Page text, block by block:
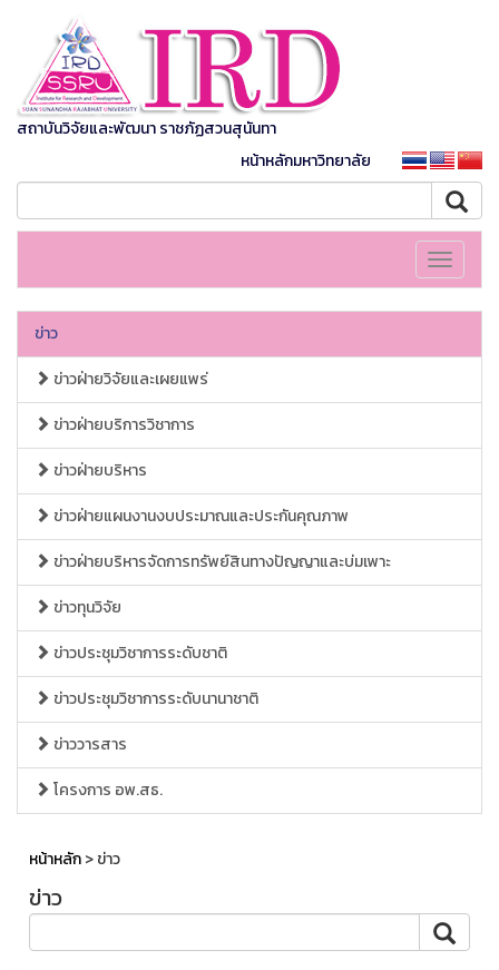
สถาบันวิจัยและพัฒนา ราชภัฏสวนสุนันทา
หน้าหลักมหาวิทยาลัย
Toggle
ข่าว
ข่าวฝ่ายวิจัยและเผยแพร่
ข่าวฝ่ายบริการวิชาการ
ข่าวฝ่ายบริหาร
ข่าวฝ่ายแผนงานงบประมาณและประกันคุณภาพ
ข่าวฝ่ายบริหารจัดการทรัพย์สินทางปัญญาและบ่มเพาะ
ข่าวทุนวิจัย
ข่าวประชุมวิชาการระดับชาติ
ข่าวประชุมวิชาการระดับนานาชาติ
ข่าววารสาร
โครงการ อพ.สธ.
หน้าหลัก> ข่าว
ข่าว